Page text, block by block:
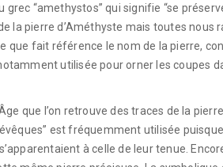
“amethystos” qui signifie “se
la pierre d’Améthyste mais toutes nous
que fait référence le nom de la pierre,
utilisée pour orner les coupes
que l’on retrouve des traces de la
est fréquemment utilisée
à celle de leur tenue.